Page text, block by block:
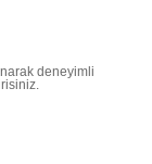
deneyimli